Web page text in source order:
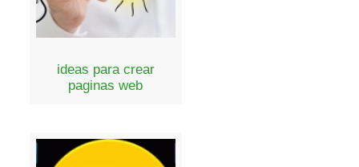
ideas para crear
paginas web